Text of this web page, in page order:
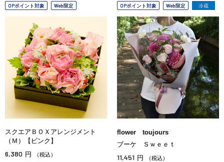
OPポイント対象 Web限定
スクエアＢＯＸアレンジメント
（Ｍ）【ピンク】
6,380 円 （税込）
OPポイント対象 Web限定 冷蔵
flower toujours
ブーケ Ｓｗｅｅｔ
11,451 円 （税込）